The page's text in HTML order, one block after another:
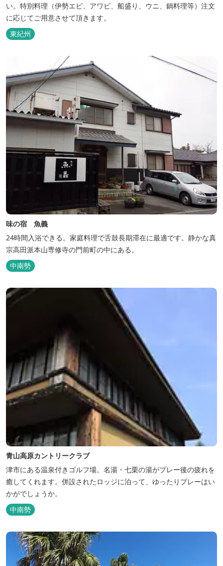
い。特別料理（伊勢エビ、アワビ、船盛り、ウニ、鍋料理等）注文
に応じてご用意させて頂きます。
東紀州
味の宿 魚義
24時間入浴できる。家庭料理で舌鼓長期滞在に最適です。静かな真
宗高田派本山専修寺の門前町の中にある。
中南勢
青山高原カントリークラブ
津市にある温泉付きゴルフ場。名湯・七栗の湯がプレー後の疲れを
癒してくれます。併設されたロッジに泊って、ゆったりプレーはい
かがでしょうか。
中南勢